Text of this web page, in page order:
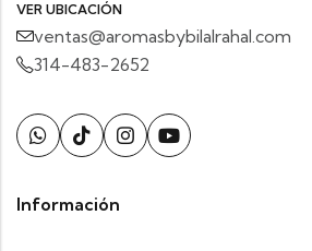
VER UBICACIÓN
ventas@aromasbybilalrahal.com
314-483-2652
Información